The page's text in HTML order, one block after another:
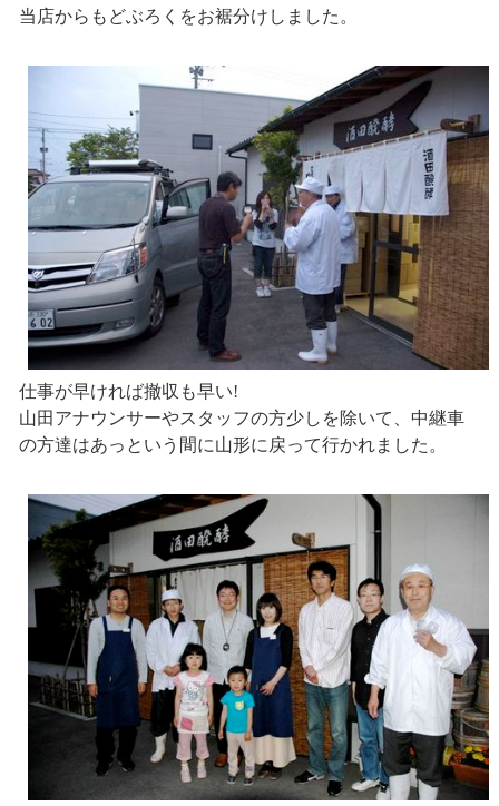
当店からもどぶろくをお裾分けしました。
仕事が早ければ撤収も早い!
山田アナウンサーやスタッフの方少しを除いて、中継車
の方達はあっという間に山形に戻って行かれました。